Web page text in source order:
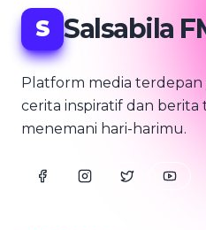
S Salsabila
Platform media terdepan
cerita inspiratif dan
menemani hari-harimu.